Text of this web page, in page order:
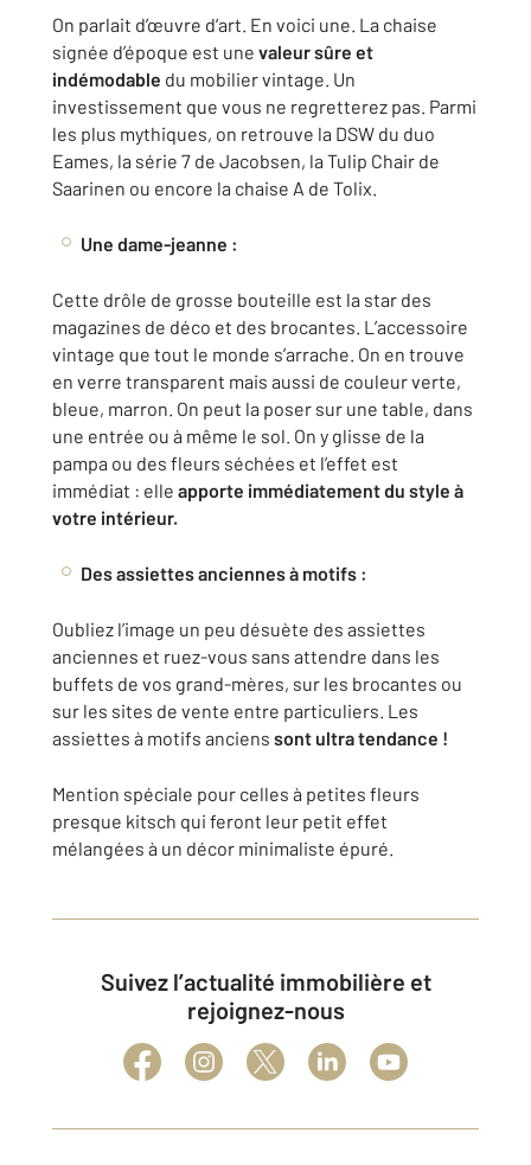
On parlait d’œuvre d’art. En voici une. La chaise
signée d’époque est une valeur sûre et
indémodable du mobilier vintage. Un
investissement que vous ne regretterez pas. Parmi
les plus mythiques, on retrouve la DSW du duo
Eames, la série 7 de Jacobsen, la Tulip Chair de
Saarinen ou encore la chaise A de Tolix.
Une dame-jeanne :
Cette drôle de grosse bouteille est la star des
magazines de déco et des brocantes. L’accessoire
vintage que tout le monde s’arrache. On en trouve
en verre transparent mais aussi de couleur verte,
bleue, marron. On peut la poser sur une table, dans
une entrée ou à même le sol. On y glisse de la
pampa ou des fleurs séchées et l’effet est
immédiat : elle apporte immédiatement du style à
votre intérieur.
Des assiettes anciennes à motifs :
Oubliez l’image un peu désuète des assiettes
anciennes et ruez-vous sans attendre dans les
buffets de vos grand-mères, sur les brocantes ou
sur les sites de vente entre particuliers. Les
assiettes à motifs anciens sont ultra tendance !
Mention spéciale pour celles à petites fleurs
presque kitsch qui feront leur petit effet
mélangées à un décor minimaliste épuré.
Suivez l’actualité immobilière et
rejoignez-nous